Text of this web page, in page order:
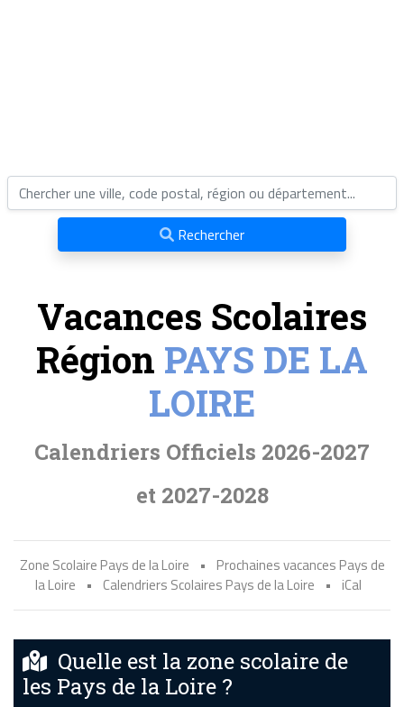
Rechercher
Vacances Scolaires
Région PAYS DE LA
LOIRE
Calendriers Officiels 2026-2027
et 2027-2028
Zone Scolaire Pays de la Loire •
Prochaines vacances Pays de
la Loire
• Calendriers Scolaires Pays de la Loire • iCal
Quelle est la zone scolaire de
les Pays de la Loire ?